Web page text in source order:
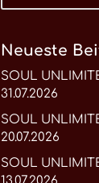
Neueste
SOUL
31.07.2026
SOUL
20.07.2026
SOUL